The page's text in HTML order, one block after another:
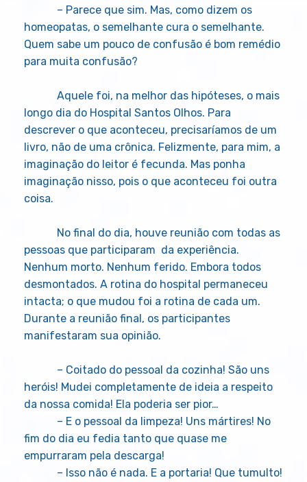
– Parece que sim. Mas, como dizem os
homeopatas, o semelhante cura o semelhante.
Quem sabe um pouco de confusão é bom remédio
para muita confusão?
Aquele foi, na melhor das hipóteses, o mais
longo dia do Hospital Santos Olhos. Para
descrever o que aconteceu, precisaríamos de um
livro, não de uma crônica. Felizmente, para mim, a
imaginação do leitor é fecunda. Mas ponha
imaginação nisso, pois o que aconteceu foi outra
coisa.
No final do dia, houve reunião com todas as
pessoas que participaram da experiência.
Nenhum morto. Nenhum ferido. Embora todos
desmontados. A rotina do hospital permaneceu
intacta; o que mudou foi a rotina de cada um.
Durante a reunião final, os participantes
manifestaram sua opinião.
– Coitado do pessoal da cozinha! São uns
heróis! Mudei completamente de ideia a respeito
da nossa comida! Ela poderia ser pior…
– E o pessoal da limpeza! Uns mártires! No
fim do dia eu fedia tanto que quase me
empurraram pela descarga!
– Isso não é nada. E a portaria! Que tumulto!